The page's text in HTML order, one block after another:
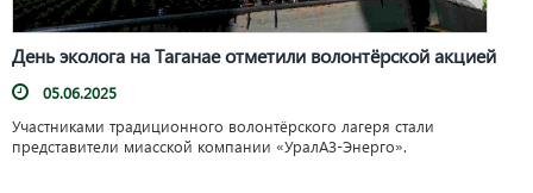
День эколога на Таганае отметили волонтёрской акцией
05.06.2025
Участниками традиционного волонтёрского лагеря стали
представители миасской компании «УралАЗ-Энерго».